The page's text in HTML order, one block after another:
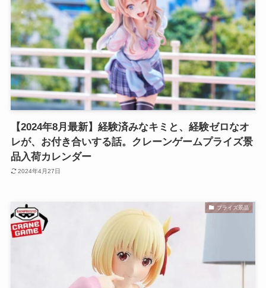
【2024年8月最新】経験済みなキミと、経験ゼロなオ
レが、お付き合いする話。クレーンゲームプライズ景
品入荷カレンダー
2024年4月27日
プライズ景品